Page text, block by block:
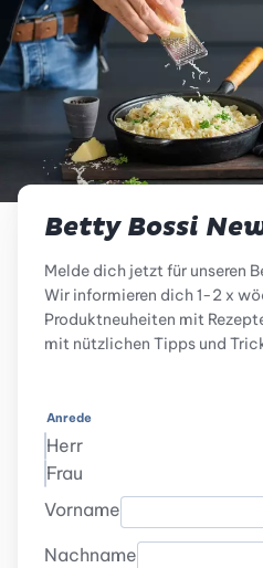
Betty Bossi
Melde dich jetzt für unseren
Wir informieren dich 1-2 x
Produktneuheiten mit
mit nützlichen Tipps und
Anrede
Herr
Frau
Vorname
Nachname